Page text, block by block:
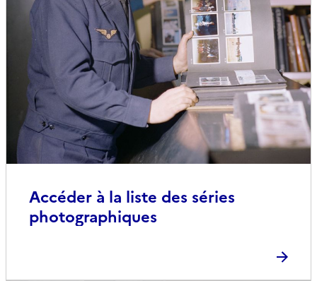
Accéder à la liste des séries
photographiques